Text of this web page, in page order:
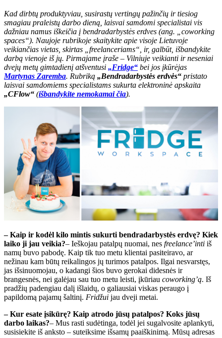
Kad dirbtų produktyviau, susirastų vertingų pažinčių ir tiesiog
smagiau praleistų darbo dieną, laisvai samdomi specialistai vis
dažniau namus iškeičia į bendradarbystės erdves (ang. „coworking
spaces“). Naujoje rubrikoje skaitykite apie visoje Lietuvoje
veikiančias vietas, skirtas „freelanceriams“, ir, galbūt, išbandykite
darbą vienoje iš jų. Pirmajame įraše – Vilniuje veikianti ir neseniai
dvejų metų gimtadienį atšventusi „Fridge“ bei jos įkūrėjas
Martynas Zaremba. Rubriką „Bendradarbystės erdvės“ pristato
laisvai samdomiems specialistams sukurta elektroninė apskaita
„CFlow“ (išbandykite nemokamai čia).
– Kaip ir kodėl kilo mintis sukurti bendradarbystės erdvę? Kiek
laiko ji jau veikia?– Ieškojau patalpų nuomai, nes freelance’inti iš
namų buvo pabodę. Kaip tik tuo metu klientai pasiteiravo, ar
nežinau kam būtų reikalingos jų turimos patalpos. Ilgai nesvarstęs,
jas išsinuomojau, o kadangi šios buvo gerokai didesnės ir
brangesnės, nei galėjau sau tuo metu leisti, įkūriau coworking’ą. Iš
pradžių padengiau dalį išlaidų, o galiausiai viskas peraugo į
papildomą pajamų šaltinį. Fridžui jau dveji metai.
– Kur esate įsikūrę? Kaip atrodo jūsų patalpos? Koks jūsų
darbo laikas?– Mus rasti sudėtinga, todėl jei sugalvosite aplankyti,
susisiekite iš anksto – suteiksime išsamų paaiškinimą. Mūsų adresas